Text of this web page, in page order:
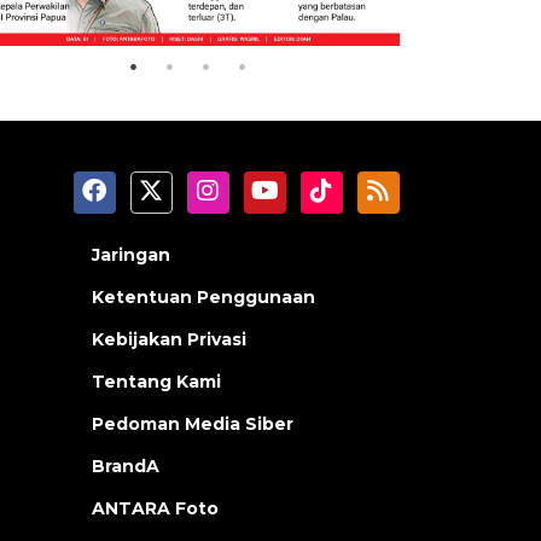
2026-08-06 13:15:00
Jaringan
Ketentuan Penggunaan
Kebijakan Privasi
Tentang Kami
Pedoman Media Siber
BrandA
ANTARA Foto